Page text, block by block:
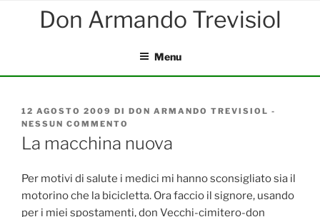
Menu
PUBBLICATO
IL
12 AGOSTO 2009 DI DON ARMANDO TREVISIOL -
NESSUN COMMENTO
MACCHINA
La macchina nuova
Per motivi di salute i medici mi hanno sconsigliato sia il
motorino che la bicicletta. Ora faccio il signore, usando
per i miei spostamenti, don Vecchi-cimitero-don